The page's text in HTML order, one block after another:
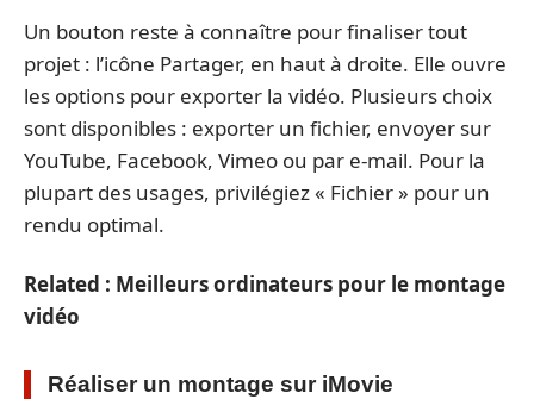
Un bouton reste à connaître pour finaliser tout
projet : l’icône Partager, en haut à droite. Elle ouvre
les options pour exporter la vidéo. Plusieurs choix
sont disponibles : exporter un fichier, envoyer sur
YouTube, Facebook, Vimeo ou par e-mail. Pour la
plupart des usages, privilégiez « Fichier » pour un
rendu optimal.
Related : Meilleurs ordinateurs pour le montage
vidéo
Réaliser un montage sur iMovie